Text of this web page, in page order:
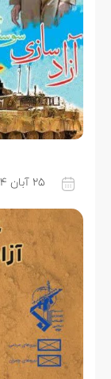
۲۵ آبان ۱۴۰۴